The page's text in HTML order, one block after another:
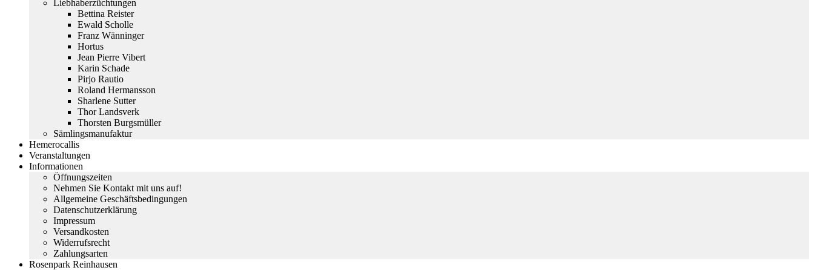
Liebhaberzüchtungen
Bettina Reister
Ewald Scholle
Franz Wänninger
Hortus
Jean Pierre Vibert
Karin Schade
Pirjo Rautio
Roland Hermansson
Sharlene Sutter
Thor Landsverk
Thorsten Burgsmüller
Sämlingsmanufaktur
Hemerocallis
Veranstaltungen
Informationen
Öffnungszeiten
Nehmen Sie Kontakt mit uns auf!
Allgemeine Geschäftsbedingungen
Datenschutzerklärung
Impressum
Versandkosten
Widerrufsrecht
Zahlungsarten
Rosenpark Reinhausen